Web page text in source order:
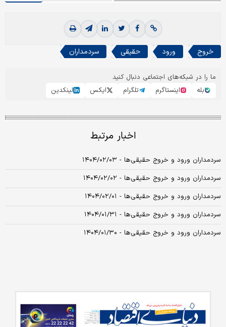
خروج ورود حقیقی سردمداران
ما را در شبکه‌های اجتماعی دنبال کنید
بله
اینستاگرم تلگرام ایکس لینکدین
اخبار مرتبط
سردمداران ورود و خروج حقیقی‌ها - ۱۴۰۴/۰۲/۰۳
سردمداران ورود و خروج حقیقی‌ها - ۱۴۰۴/۰۲/۰۲
سردمداران ورود و خروج حقیقی‌ها - ۱۴۰۴/۰۲/۰۱
سردمداران ورود و خروج حقیقی‌ها - ۱۴۰۴/۰۱/۳۱
سردمداران ورود و خروج حقیقی‌ها - ۱۴۰۴/۰۱/۳۰